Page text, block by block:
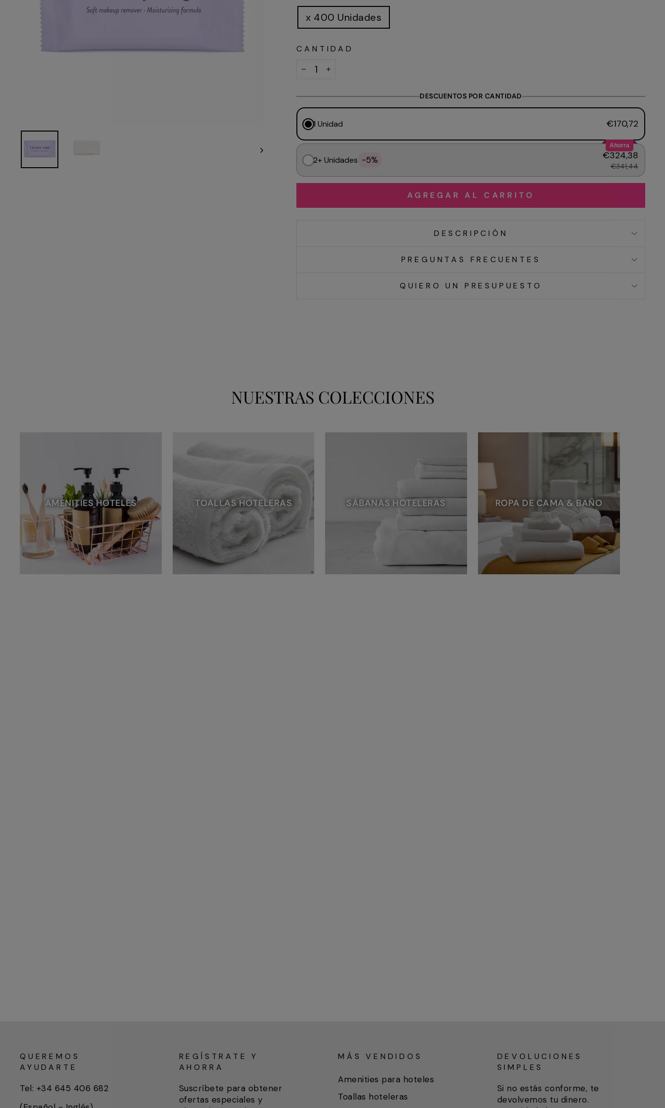
x 400 Unidades
CANTIDAD
DESCUENTOS POR CANTIDAD
1 Unidad €170,72
Ahorra
2+ Unidades -5% €324,38
€341,44
AGREGAR AL CARRITO
DESCRIPCIÓN
PREGUNTAS FRECUENTES
QUIERO UN PRESUPUESTO
NUESTRAS COLECCIONES
AMENITIES HOTELES TOALLAS HOTELERAS SÁBANAS HOTELERAS ROPA DE CAMA & BAÑO
QUEREMOS
AYUDARTE
Tel: +34 645 406 682
REGÍSTRATE Y
AHORRA
Suscríbete para obtener
ofertas especiales y
MÁS VENDIDOS
Amenities para hoteles
Toallas hoteleras
DEVOLUCIONES
SIMPLES
Si no estás conforme, te
devolvemos tu dinero.